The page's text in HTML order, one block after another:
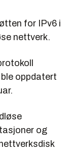
for IPv6 i
nettverk.
ble oppdatert
og